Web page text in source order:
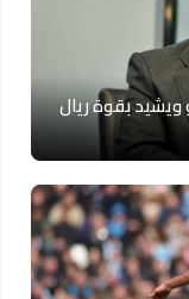
بقوة ريال